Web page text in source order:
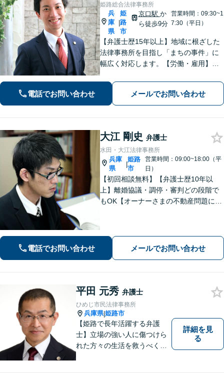
姫路総合法律事務所
兵
庫
県
|
姫
路
市
京口駅 か
ら徒歩9分
営業時間：09:30~1
7:30（平日）
【弁護士歴15年以上】地域に根ざした
法律事務所を目指し「まちの事件」に
幅広く対応します。【労働・雇用】残
せんか？正しい知識で正当な権利を主
張します。【相続・遺言】遺言書作成
のサポートはお任せください。
電話でお問い合わせ メールでお問い合わせ
大江 剛史 弁護士
水田・大江法律事務所
兵庫
県
|
姫路
市
営業時間：09:00~18:00（平
日）
【初回相談無料】【弁護士歴10年以
上】離婚協議・調停・審判どの段階で
もOK【オーナーさまの不動産問題に特
【夜間面談可】遺言書作成に対応
電話でお問い合わせ メールでお問い合わせ
平田 元秀 弁護士
ひめじ市民法律事務所
兵庫県|姫路市
【姫路で長年活躍する弁護
士】立場の強い人に傷つけら
れた方々の生活を救うべく、
詳細を見
る